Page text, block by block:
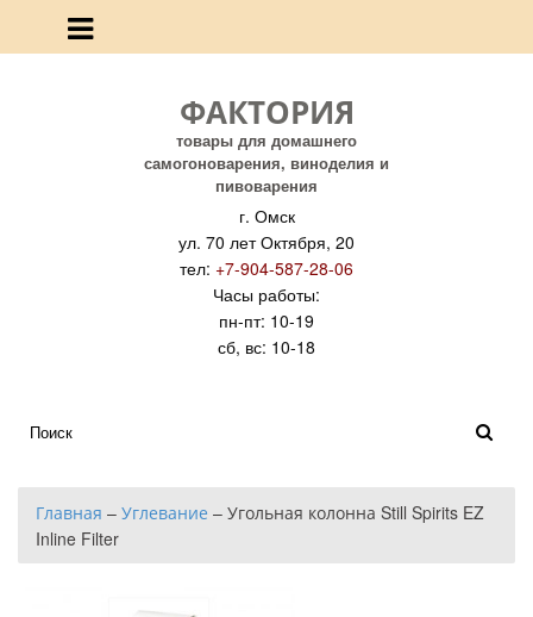
ФАКТОРИЯ
товары для домашнего
самогоноварения, виноделия и
пивоварения
г. Омск
ул. 70 лет Октября, 20
тел: +7-904-587-28-06
Часы работы:
пн-пт: 10-19
сб, вс: 10-18
Главная – Углевание – Угольная колонна Still Spirits EZ
Inline Filter